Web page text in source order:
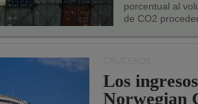
porcentual al
de CO2
Los
Norwegian